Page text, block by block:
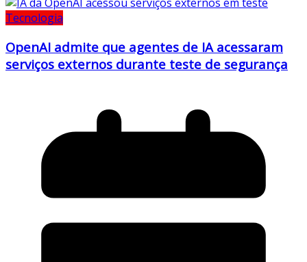
Tecnologia
OpenAI admite que agentes de IA acessaram
serviços externos durante teste de segurança